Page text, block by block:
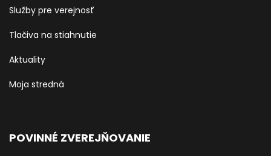
Služby pre verejnosť
Tlačiva na stiahnutie
Aktuality
Moja stredná
POVINNÉ ZVEREJŇOVANIE